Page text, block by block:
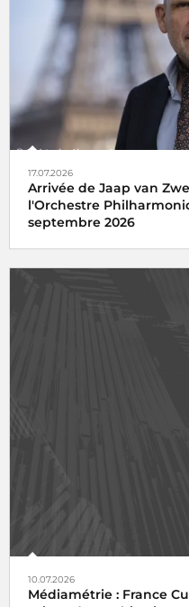
17.07.2026
Arrivée de Jaap van
l'Orchestre
septembre 2026
10.07.2026
Médiamétrie : France